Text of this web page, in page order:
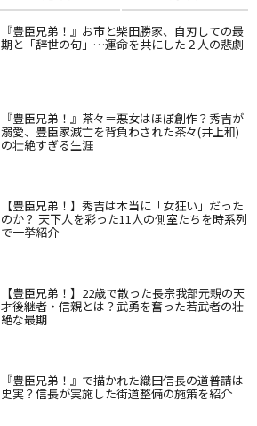
『豊臣兄弟！』お市と柴田勝家、自刃しての最
期と「辞世の句」…運命を共にした２人の悲劇
『豊臣兄弟！』茶々＝悪女はほぼ創作？秀吉が
溺愛、豊臣家滅亡を背負わされた茶々(井上和)
の壮絶すぎる生涯
【豊臣兄弟！】秀吉は本当に「女狂い」だった
のか？ 天下人を彩った11人の側室たちを時系列
で一挙紹介
【豊臣兄弟！】22歳で散った長宗我部元親の天
才後継者・信親とは？武勇を奮った若武者の壮
絶な最期
『豊臣兄弟！』で描かれた織田信長の道普請は
史実？信長が実施した街道整備の施策を紹介